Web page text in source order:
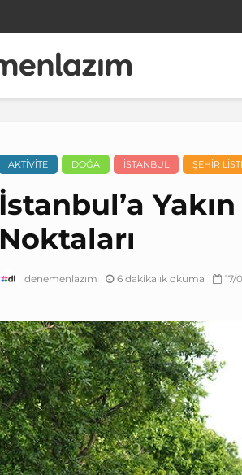
AKTIVITE DOĞA İSTANBUL ŞEHIR
İstanbul’a
Noktaları
denemenlazım 6 dakikalık okuma 17/